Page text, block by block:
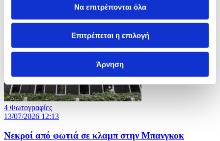
Να επιτρέπονται όλα
Επιτρέπεται η επιλογή
Άρνηση
ID: 10601949
4 Φωτογραφίες
13/07/2026 12:13
Νεκροί από φωτιά σε κλαμπ στην Μπανγκοκ